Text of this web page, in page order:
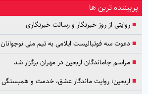
پربیننده ترین ها
■روایتی از روز خبرنگار و رسالت خبرنگاری
■دعوت سه فوتبالیست ایلامی به تیم ملی نوجوانان
■مراسم جاماندگان اربعین در مهران برگزار شد
■ اربعین؛ روایت ماندگار عشق، خدمت و همبستگی